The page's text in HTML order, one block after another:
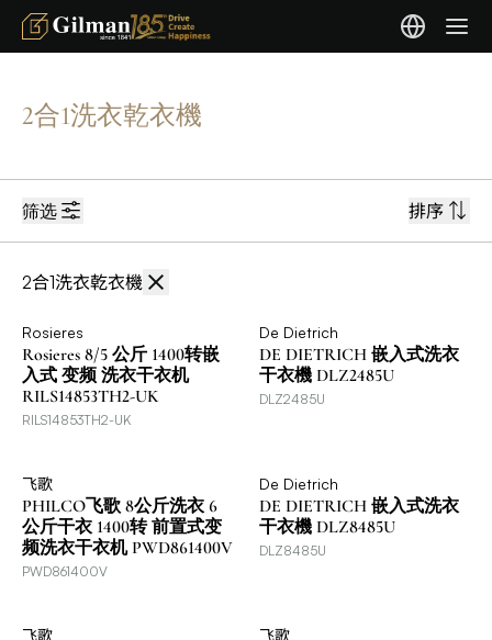
2合1洗衣乾衣機
筛选 排序
2合1洗衣乾衣機
Rosieres
Rosieres 8/5 公斤 1400转嵌
入式 变频 洗衣干衣机
RILS14853TH2-UK
RILS14853TH2-UK
De Dietrich
DE DIETRICH 嵌入式洗衣
干衣機 DLZ2485U
DLZ2485U
飞歌
PHILCO飞歌 8公斤洗衣 6
公斤干衣 1400转 前置式变
频洗衣干衣机 PWD861400V
PWD861400V
De Dietrich
DE DIETRICH 嵌入式洗衣
干衣機 DLZ8485U
DLZ8485U
飞歌 飞歌